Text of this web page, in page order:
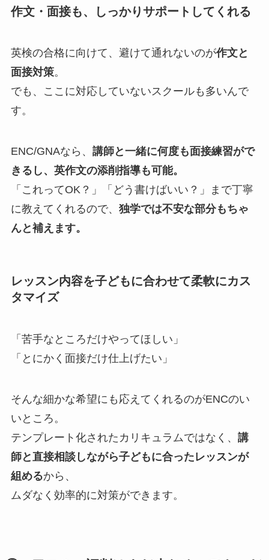
作文・面接も、しっかりサポートしてくれる
英検の合格に向けて、避けて通れないのが作文と
面接対策。
でも、ここに対応していないスクールも多いんで
す。
ENC/GNAなら、 講師と一緒に何度も面接練習がで
きるし、英作文の添削指導も可能。
「これってOK？」「どう書けばいい？」まで丁寧
に教えてくれるので、 独学では不安な部分もちゃ
んと補えます。
レッスン内容を子どもに合わせて柔軟にカス
タマイズ
「苦手なところだけやってほしい」
「とにかく面接だけ仕上げたい」
そんな細かな希望にも応えてくれるのがENCのい
いところ。
テンプレート化されたカリキュラムではなく、 講
師と直接相談しながら子どもに合ったレッスンが
組めるから、
ムダなく効率的に対策ができます。